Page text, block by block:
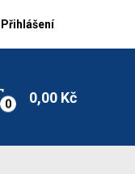
Přihlášení
0,00 Kč